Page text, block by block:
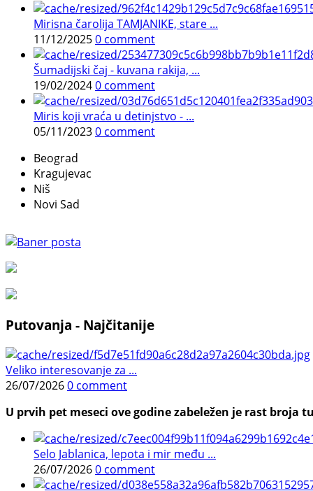
Mirisna čarolija TAMJANIKE, stare ...
11/12/20250 comment
Šumadijski čaj - kuvana rakija, ...
19/02/20240 comment
Miris koji vraća u detinjstvo - ...
05/11/20230 comment
Beograd
Kragujevac
Niš
Novi Sad
Putovanja - Najčitanije
Veliko interesovanje za ...
26/07/20260 comment
U prvih pet meseci ove godine zabeležen je rast
Selo Jablanica, lepota i mir među ...
26/07/20260 comment